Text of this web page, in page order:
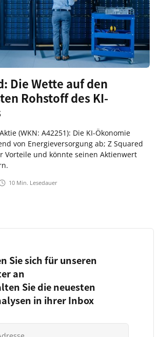
Die Wette auf den
Rohstoff des KI-
(WKN: A42251): Die KI-Ökonomie
von Energieversorgung ab; Z Squared
Vorteile und könnte seinen Aktienwert
10 Min. Lesedauer
Sie sich für unseren
an
Sie die neuesten
in ihrer Inbox